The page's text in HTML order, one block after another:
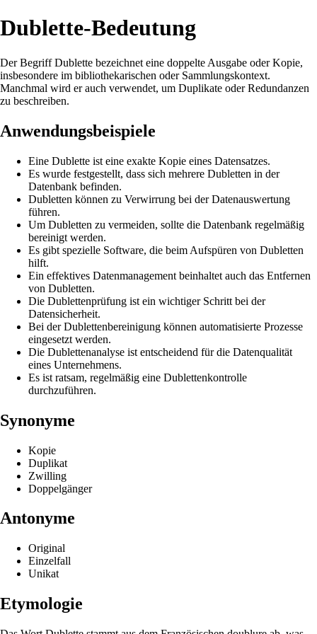
Dublette-Bedeutung
Der Begriff Dublette bezeichnet eine doppelte Ausgabe oder Kopie,
insbesondere im bibliothekarischen oder Sammlungskontext.
Manchmal wird er auch verwendet, um Duplikate oder Redundanzen
zu beschreiben.
Anwendungsbeispiele
Eine Dublette ist eine exakte Kopie eines Datensatzes.
Es wurde festgestellt, dass sich mehrere Dubletten in der
Datenbank befinden.
Dubletten können zu Verwirrung bei der Datenauswertung
führen.
Um Dubletten zu vermeiden, sollte die Datenbank regelmäßig
bereinigt werden.
Es gibt spezielle Software, die beim Aufspüren von Dubletten
hilft.
Ein effektives Datenmanagement beinhaltet auch das Entfernen
von Dubletten.
Die Dublettenprüfung ist ein wichtiger Schritt bei der
Datensicherheit.
Bei der Dublettenbereinigung können automatisierte Prozesse
eingesetzt werden.
Die Dublettenanalyse ist entscheidend für die Datenqualität
eines Unternehmens.
Es ist ratsam, regelmäßig eine Dublettenkontrolle
durchzuführen.
Synonyme
Kopie
Duplikat
Zwilling
Doppelgänger
Antonyme
Original
Einzelfall
Unikat
Etymologie